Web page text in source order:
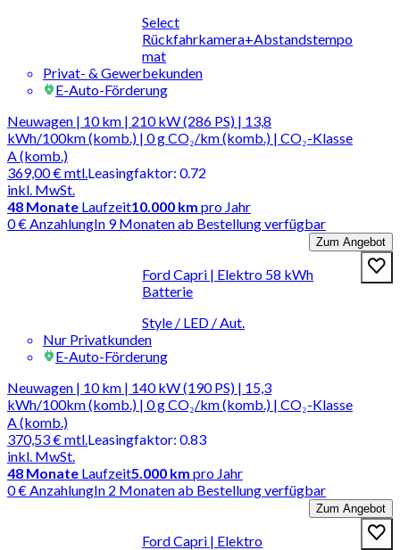
Select
Rückfahrkamera+Abstandstempo
mat
Privat- & Gewerbekunden
E-Auto-Förderung
Neuwagen | 10 km | 210 kW (286 PS) | 13,8
kWh/100km (komb.) | 0 g CO₂/km (komb.) | CO₂-Klasse
A (komb.)
369,00 €mtl.
inkl. MwSt.
Leasingfaktor: 0.72
48 Monate Laufzeit10.000 km pro Jahr
0 € AnzahlungIn 9 Monaten ab Bestellung verfügbar
Zum Angebot
Ford Capri | Elektro 58 kWh
Batterie
Style / LED / Aut.
Nur Privatkunden
E-Auto-Förderung
Neuwagen | 10 km | 140 kW (190 PS) | 15,3
kWh/100km (komb.) | 0 g CO₂/km (komb.) | CO₂-Klasse
A (komb.)
370,53 €mtl.
inkl. MwSt.
Leasingfaktor: 0.83
48 Monate Laufzeit5.000 km pro Jahr
0 € AnzahlungIn 2 Monaten ab Bestellung verfügbar
Zum Angebot
Ford Capri | Elektro